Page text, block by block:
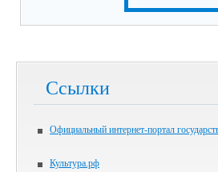
Ссылки
Официальный интернет-портал
Культура.рф